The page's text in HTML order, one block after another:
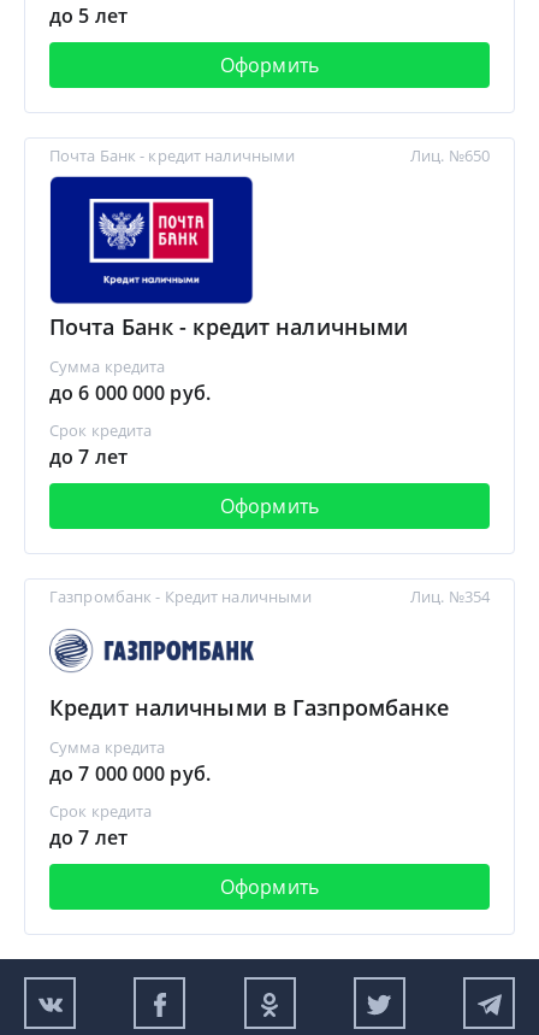
до 5 лет
Оформить
Почта Банк - кредит наличными
Почта Банк - кредит наличными
Сумма кредита
до 6 000 000 руб.
Срок кредита
до 7 лет
Оформить
Лиц. №650
Газпромбанк - Кредит наличными
Кредит наличными в Газпромбанке
Сумма кредита
до 7 000 000 руб.
Срок кредита
до 7 лет
Оформить
Лиц. №354